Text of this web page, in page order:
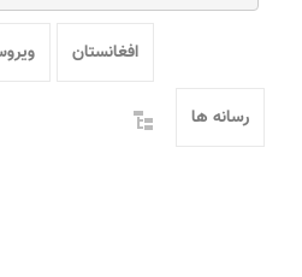
افغانستان
رسانه ها